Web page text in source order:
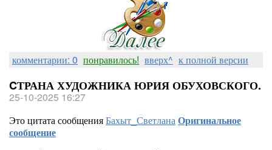
комментарии: 0 понравилось! вверх^ к полной версии
CТРАНА ХУДОЖНИКА ЮРИЯ ОБУХОВСКОГО.
25-10-2025 16:27
Это цитата сообщенияБахыт_СветланаОригинальное
сообщение